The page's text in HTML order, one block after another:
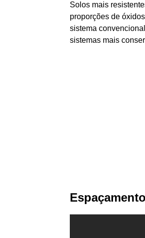
Solos mais
proporções de
sistema
sistemas mais